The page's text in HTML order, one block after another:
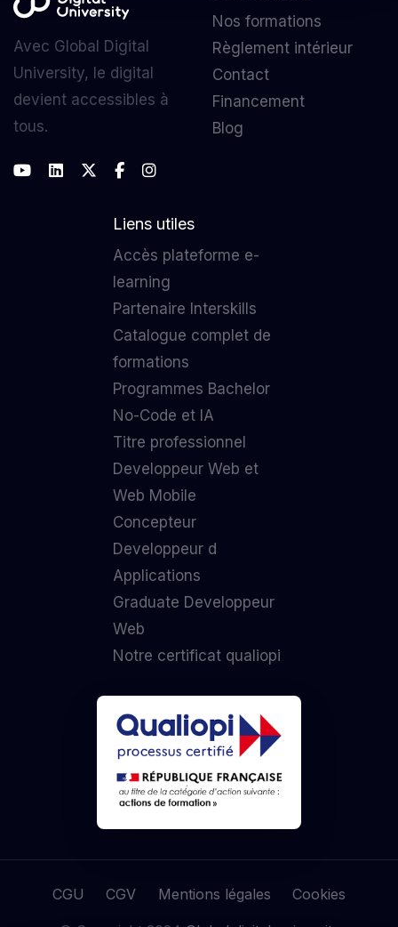
Avec Global Digital
University, le digital
devient accessibles à
tous.
Nos formations
Règlement intérieur
Contact
Financement
Blog
Liens utiles
Accès plateforme e-
learning
Partenaire Interskills
Catalogue complet de
formations
Programmes Bachelor
No-Code et IA
Titre professionnel
Developpeur Web et
Web Mobile
Concepteur
Developpeur d
Applications
Graduate Developpeur
Web
Notre certificat qualiopi
CGU CGV Mentions légales Cookies